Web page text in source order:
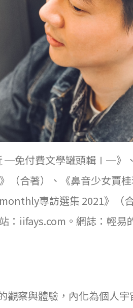
─免付費文學罐頭輯Ⅰ─》
（合著）、《鼻音少女賈桂
專訪選集 2021》（
：iifays.com。網誌：輕易
觀察與體驗，內化為個人